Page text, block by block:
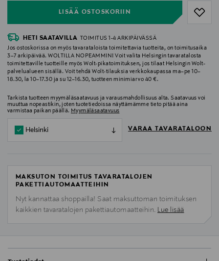
LISÄÄ OSTOSKORIIN
HETI SAATAVILLA
TOIMITUS 1-4 ARKIPÄIVÄSSÄ
Jos ostoskorissa on myös tavarataloista toimitettavia tuotteita, on toimitusaika
3–7 arkipäivää. WOLTILLA NOPEAMMIN! Voit valita Helsingin tavaratalosta
toimitettaville tuotteille myös Wolt-pikatoimituksen, jos tilaat Helsingin Wolt-
palvelualueen sisällä. Voit tehdä Wolt-tilauksia verkkokaupassa ma–pe 10–
18.30, la 10–17.30 ja su 12–16.30, tuotteen minimiarvo 40 €.
Tarkista tuotteen myymäläsaatavuus ja varausmahdollisuus alta. Saatavuus voi
muuttua nopeastikin, joten tuotetiedoissa näyttämämme tieto pitää aina
varmistaa paikan päällä. Myymäläsaatavuus
Helsinki VARAA TAVARATALOON
MAKSUTON TOIMITUS TAVARATALOJEN
PAKETTIAUTOMAATTEIHIN
Nyt kannattaa shoppailla! Saat maksuttoman toimituksen
kaikkien tavaratalojen pakettiautomaatteihin. Lue lisää